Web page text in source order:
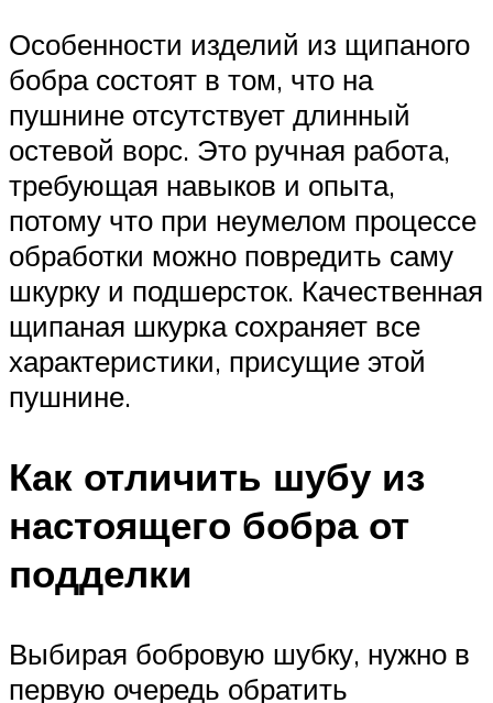
Особенности изделий из щипаного
бобра состоят в том, что на
пушнине отсутствует длинный
остевой ворс. Это ручная работа,
требующая навыков и опыта,
потому что при неумелом процессе
обработки можно повредить саму
шкурку и подшерсток. Качественная
щипаная шкурка сохраняет все
характеристики, присущие этой
пушнине.
Как отличить шубу из
настоящего бобра от
подделки
Выбирая бобровую шубку, нужно в
первую очередь обратить